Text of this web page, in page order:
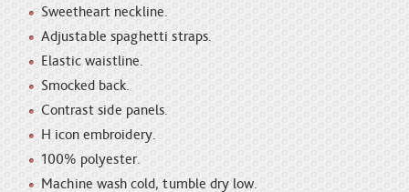
Sweetheart neckline.
Adjustable spaghetti straps.
Elastic waistline.
Smocked back.
Contrast side panels.
H icon embroidery.
100% polyester.
Machine wash cold, tumble dry low.